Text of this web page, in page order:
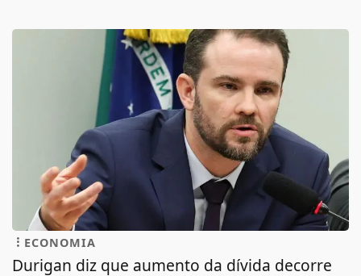
ECONOMIA
Durigan diz que aumento da dívida decorre